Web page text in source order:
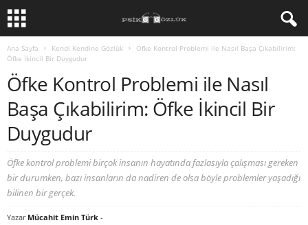
Ana Sayfa Kendi Kendine Gözlük
Öfke Kontrol Problemi ile Nasıl Başa Çıkabilirim:
Öfke İkincil Bir Duygudur
Öfke Kontrol Problemi ile Nasıl
Başa Çıkabilirim: Öfke İkincil Bir
Duygudur
Öfke kontrol problemi birçok insanın hayatında fazlasıyla çalışması gereken
bir durumken, bazı insanların da nadiren de olsa böyle problemler yaşadığı
bilinen bir gerçek.
Yazar Mücahit Emin Türk -